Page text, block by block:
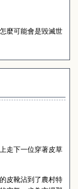
麼可能會是毀滅世
走下一位穿著皮草
皮靴沾到了農村特